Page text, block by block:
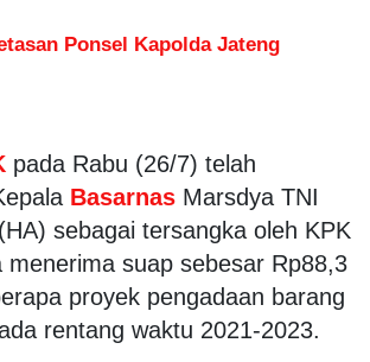
Ponsel Kapolda Jateng
pada Rabu (26/7) telah
Basarnas Marsdya TNI
sebagai tersangka oleh KPK
menerima suap sebesar Rp88,3
proyek pengadaan barang
rentang waktu 2021-2023.